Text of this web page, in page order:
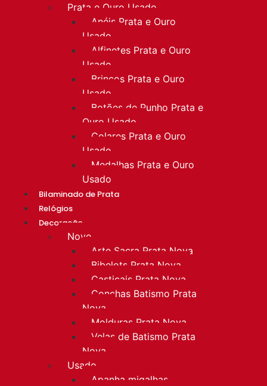
Prata e Ouro Usado
Anéis Prata e Ouro
Usado
Alfinetes Prata e Ouro
Usado
Brincos Prata e Ouro
Usado
Botões de Punho Prata e
Ouro Usado
Colares Prata e Ouro
Usado
Medalhas Prata e Ouro
Usado
Bilaminado de Prata
Relógios
Decoração
Novo
Arte Sacra Prata Nova
Bibelots Prata Nova
Castiçais Prata Nova
Conchas Batismo Prata
Nova
Molduras Prata Nova
Velas de Batismo Prata
Nova
Usado
Apanha migalhas